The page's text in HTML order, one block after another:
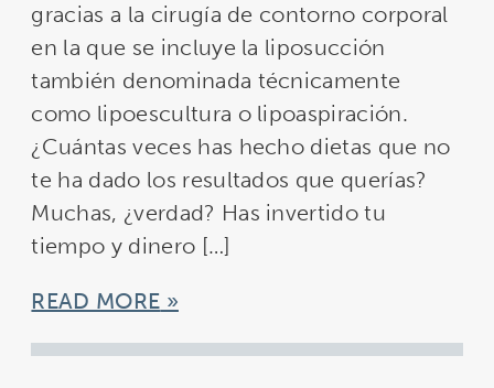
gracias a la cirugía de contorno corporal
en la que se incluye la liposucción
también denominada técnicamente
como lipoescultura o lipoaspiración.
¿Cuántas veces has hecho dietas que no
te ha dado los resultados que querías?
Muchas, ¿verdad? Has invertido tu
tiempo y dinero […]
READ MORE